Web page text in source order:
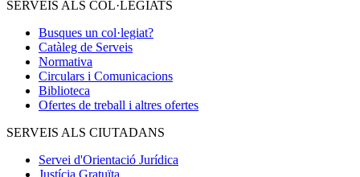
SERVEIS ALS COL·LEGIATS
Busques un col·legiat?
Catàleg de Serveis
Normativa
Circulars i Comunicacions
Biblioteca
Ofertes de treball i altres ofertes
SERVEIS ALS CIUTADANS
Servei d'Orientació Jurídica
Justícia Gratuïta